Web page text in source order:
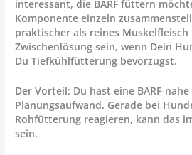
interessant, die BARF füttern
Komponente einzeln
praktischer als reines
Zwischenlösung sein, wenn Dein
Du Tiefkühlfütterung bevorzugst.
Der Vorteil: Du hast eine BARF-
Planungsaufwand. Gerade bei
Rohfütterung reagieren, kann das
sein.